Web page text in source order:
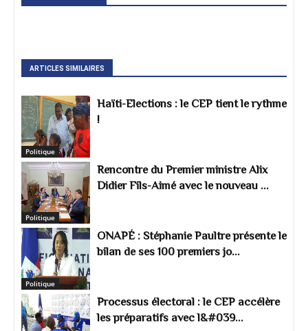
ARTICLES SIMILAIRES
Politique
Haïti-Elections : le CEP tient le rythme
!
Politique
Rencontre du Premier ministre Alix
Didier Fils-Aimé avec le nouveau ...
Politique
ONAPÉ : Stéphanie Paultre présente le
bilan de ses 100 premiers jo...
Processus électoral : le CEP accélère
les préparatifs avec l&#039...